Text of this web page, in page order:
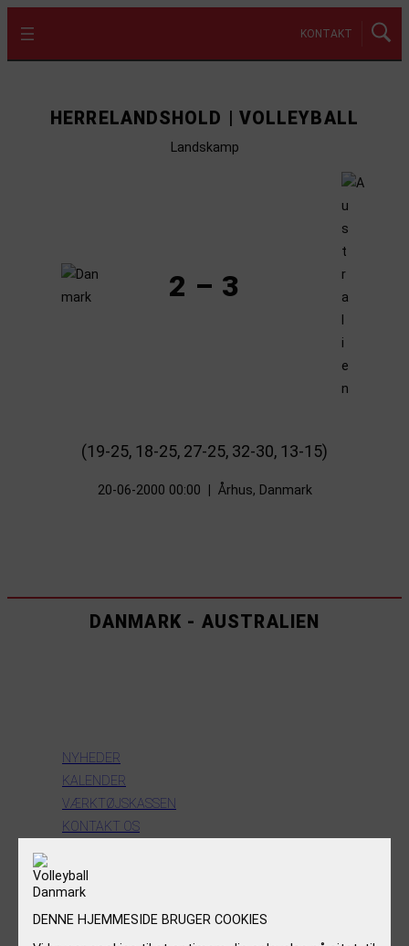
KONTAKT
HERRELANDSHOLD | VOLLEYBALL
Landskamp
2 – 3
(19-25, 18-25, 27-25, 32-30, 13-15)
20-06-2000 00:00 Århus, Danmark
DANMARK - AUSTRALIEN
NYHEDER
KALENDER
VÆRKTØJSKASSEN
KONTAKT OS
FØLG OS
DENNE HJEMMESIDE BRUGER COOKIES